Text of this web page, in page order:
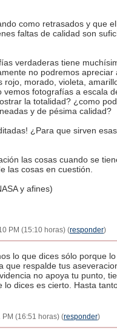
como retrasados y que
faltas de calidad son
verdaderas tiene
no podremos apreciar
rojo, morado, violeta,
fotografías a escala
la totalidad? ¿como
y de pésima calidad?
¿Para que sirven esas
las cosas cuando se
las cosas en cuestión.
y afines)
PM (15:10 horas) (responder)
lo que dices sólo porque
que respalde tus
no apoya tu punto,
lo dices es cierto. Hasta
(16:51 horas) (responder)